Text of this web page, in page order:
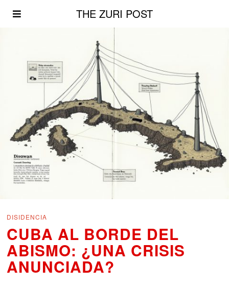
DISIDENCIA
CUBA AL BORDE DEL
ABISMO: ¿UNA CRISIS
ANUNCIADA?
THE ZURI POST